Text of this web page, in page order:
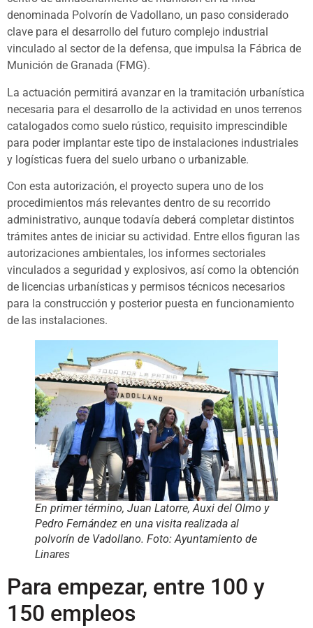
denominada Polvorín de Vadollano, un paso considerado
clave para el desarrollo del futuro complejo industrial
vinculado al sector de la defensa, que impulsa la Fábrica de
Munición de Granada (FMG).
La actuación permitirá avanzar en la tramitación urbanística
necesaria para el desarrollo de la actividad en unos terrenos
catalogados como suelo rústico, requisito imprescindible
para poder implantar este tipo de instalaciones industriales
y logísticas fuera del suelo urbano o urbanizable.
Con esta autorización, el proyecto supera uno de los
procedimientos más relevantes dentro de su recorrido
administrativo, aunque todavía deberá completar distintos
trámites antes de iniciar su actividad. Entre ellos figuran las
autorizaciones ambientales, los informes sectoriales
vinculados a seguridad y explosivos, así como la obtención
de licencias urbanísticas y permisos técnicos necesarios
para la construcción y posterior puesta en funcionamiento
de las instalaciones.
En primer término, Juan Latorre, Auxi del Olmo y
Pedro Fernández en una visita realizada al
polvorín de Vadollano. Foto: Ayuntamiento de
Linares
Para empezar, entre 100 y
150 empleos